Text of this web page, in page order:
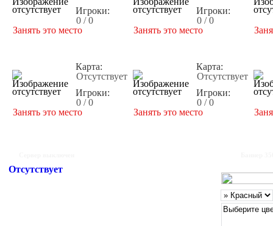
Игроки:
0 / 0
Занять это место
Игроки:
0 / 0
Занять это место
Карта:
Отсутствует
Игроки:
0 / 0
Занять это место
Карта:
Отсутствует
Игроки:
0 / 0
Занять это место
Отсутствует